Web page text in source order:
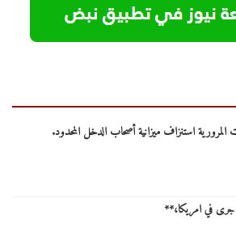
المرورية استنزاف ميزانية أصحاب الدخل المحدود.
في امريكا،**